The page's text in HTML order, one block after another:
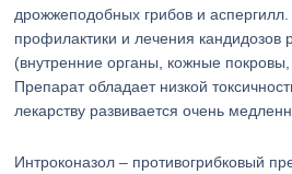
дрожжеподобных грибов и
профилактики и лечения кандидозов
(внутренние органы, кожные покровы,
Препарат обладает низкой
лекарству развивается очень
Интроконазол – противогрибковый